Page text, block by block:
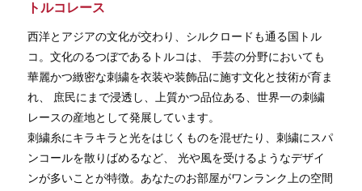
トルコレース
西洋とアジアの文化が交わり、シルクロードも通る国トル
コ。文化のるつぼであるトルコは、 手芸の分野においても
華麗かつ緻密な刺繍を衣装や装飾品に施す文化と技術が育ま
れ、 庶民にまで浸透し、上質かつ品位ある、世界一の刺繍
レースの産地として発展しています。
刺繍糸にキラキラと光をはじくものを混ぜたり、刺繍にスパ
ンコールを散りばめるなど、 光や風を受けるようなデザイ
ンが多いことが特徴。あなたのお部屋がワンランク上の空間